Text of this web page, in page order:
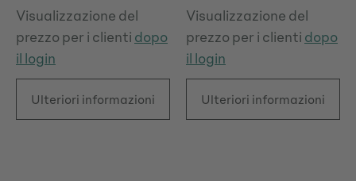
Visualizzazione del
prezzo per i clienti dopo
il login
Ulteriori informazioni
Visualizzazione del
prezzo per i clienti dopo
il login
Ulteriori informazioni